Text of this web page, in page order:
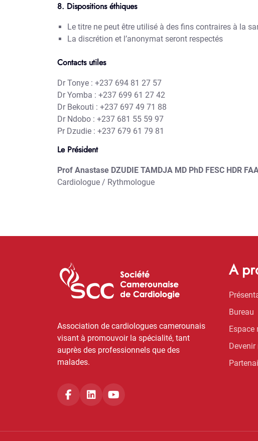
8. Dispositions éthiques
Le titre ne peut être utilisé à des fins contraires à la
La discrétion et l’anonymat seront respectés
Contacts utiles
Dr Tonye : +237 694 81 27 57
Dr Yomba : +237 699 61 27 42
Dr Bekouti : +237 697 49 71 88
Dr Ndobo : +237 681 55 59 97
Pr Dzudie : +237 679 61 79 81
Le Président
Prof Anastase DZUDIE TAMDJA MD PhD FESC HDR
Cardiologue / Rythmologue
Association de cardiologues camerounais
visant à promouvoir la spécialité, tant
auprès des professionnels que des
malades.
A
Bureau
Espace